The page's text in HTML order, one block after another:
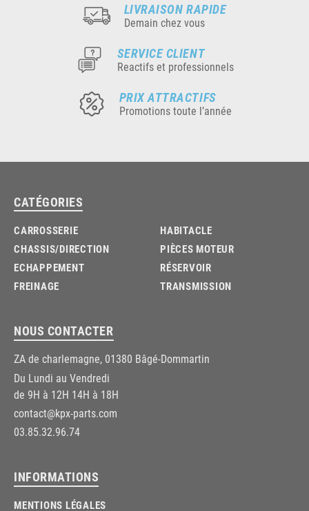
LIVRAISON RAPIDE
Demain chez vous
SERVICE CLIENT
Reactifs et professionnels
PRIX ATTRACTIFS
Promotions toute l’année
CATÉGORIES
CARROSSERIE
CHASSIS/DIRECTION
ECHAPPEMENT
FREINAGE
HABITACLE
PIÈCES MOTEUR
RÉSERVOIR
TRANSMISSION
NOUS CONTACTER
ZA de charlemagne, 01380 Bâgé-Dommartin
Du Lundi au Vendredi
de 9H à 12H 14H à 18H
contact@kpx-parts.com
03.85.32.96.74
INFORMATIONS
MENTIONS LÉGALES